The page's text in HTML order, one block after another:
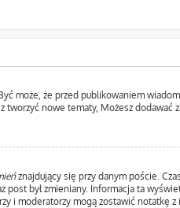
może, że przed publikowaniem
nowe tematy, Możesz dodawać
znajdujący się przy danym poście.
był zmieniany. Informacja ta
i moderatorzy mogą zostawić notatkę